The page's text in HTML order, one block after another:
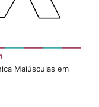
Maiúsculas em